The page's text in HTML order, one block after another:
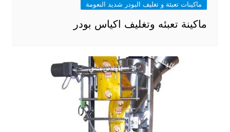
ماكينات تعبئة و تغليف البودر شديد النعومة
ماكينة تعبئه وتغليف اكياس بودر